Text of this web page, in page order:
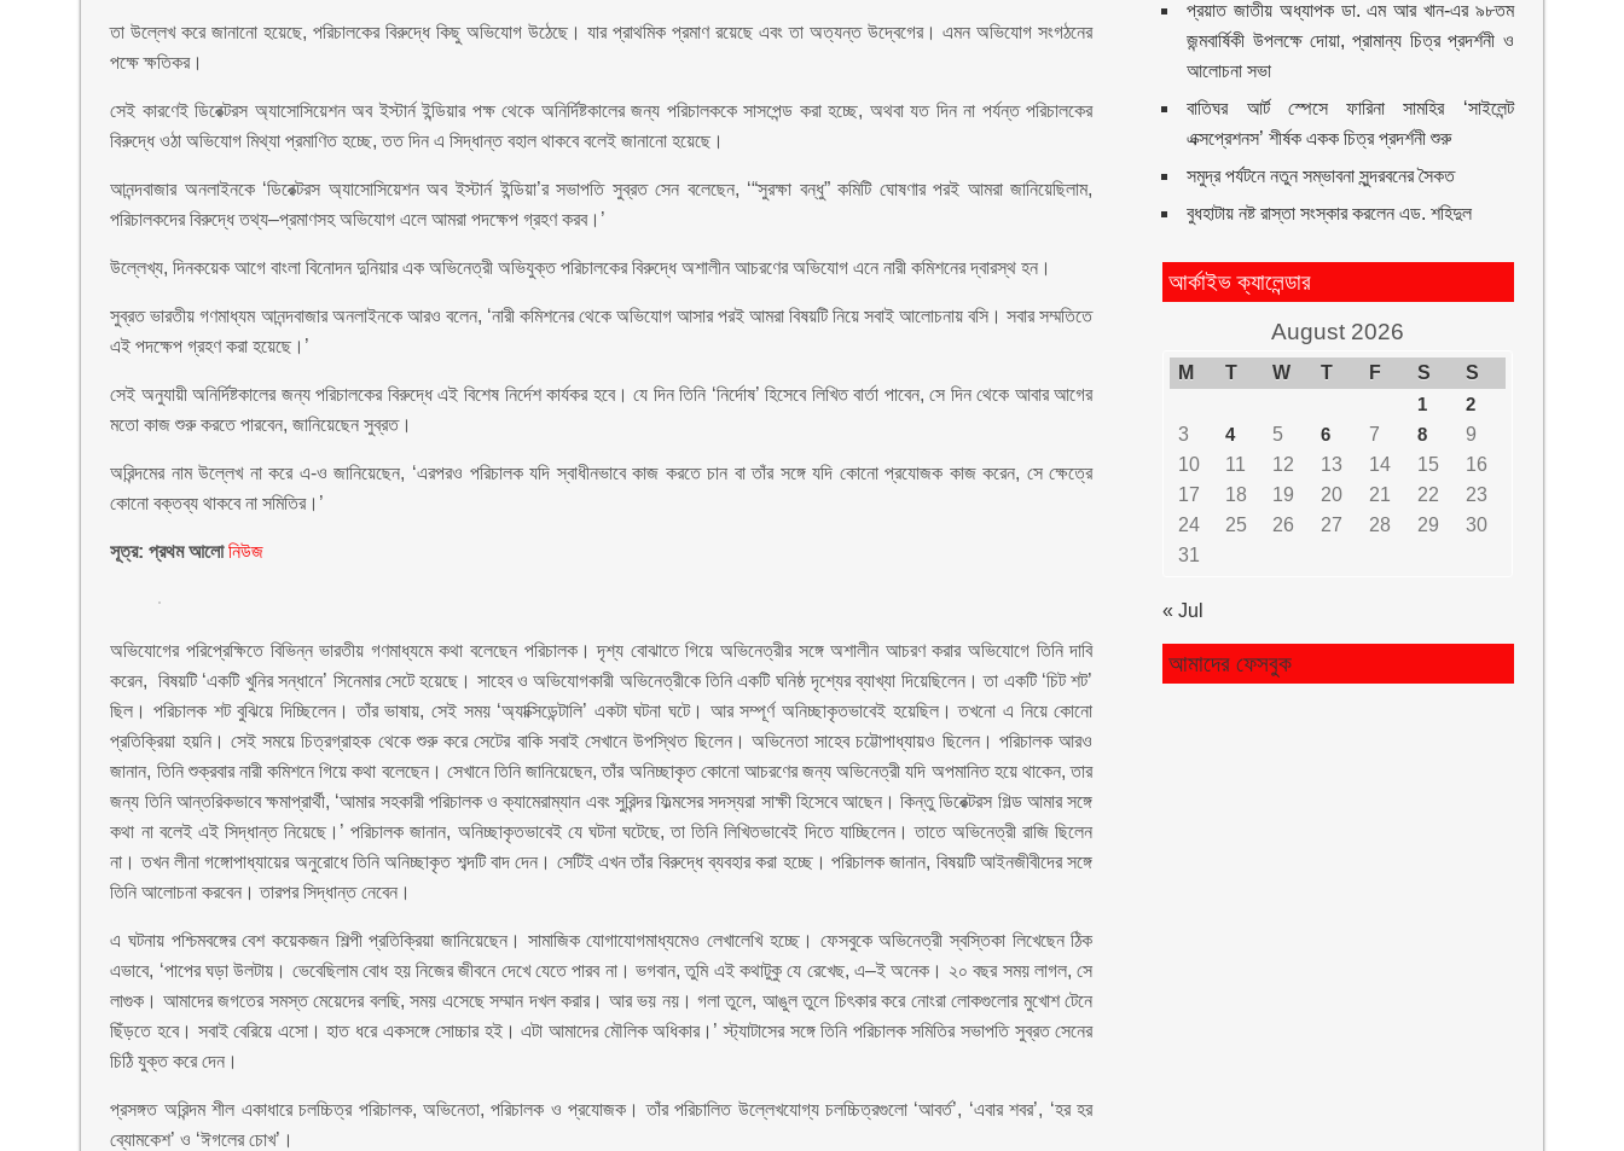
তা উল্লেখ করে জানানো হয়েছে, পরিচালকের বিরুদ্ধে কিছু অভিযোগ উঠেছে। যার প্রাথমিক প্রমাণ রয়েছে এবং তা অত্যন্ত উদ্বেগের। এমন অভিযোগ সংগঠনের
পক্ষে ক্ষতিকর।
সেই কারণেই ডিরেক্টরস অ্যাসোসিয়েশন অব ইস্টার্ন ইন্ডিয়ার পক্ষ থেকে অনির্দিষ্টকালের জন্য পরিচালককে সাসপেন্ড করা হচ্ছে, অথবা যত দিন না পর্যন্ত পরিচালকের
বিরুদ্ধে ওঠা অভিযোগ মিথ্যা প্রমাণিত হচ্ছে, তত দিন এ সিদ্ধান্ত বহাল থাকবে বলেই জানানো হয়েছে।
আনন্দবাজার অনলাইনকে ‘ডিরেক্টরস অ্যাসোসিয়েশন অব ইস্টার্ন ইন্ডিয়া’র সভাপতি সুব্রত সেন বলেছেন, ‘“সুরক্ষা বন্ধু” কমিটি ঘোষণার পরই আমরা জানিয়েছিলাম,
পরিচালকদের বিরুদ্ধে তথ্য–প্রমাণসহ অভিযোগ এলে আমরা পদক্ষেপ গ্রহণ করব।’
উল্লেখ্য, দিনকয়েক আগে বাংলা বিনোদন দুনিয়ার এক অভিনেত্রী অভিযুক্ত পরিচালকের বিরুদ্ধে অশালীন আচরণের অভিযোগ এনে নারী কমিশনের দ্বারস্থ হন।
সুব্রত ভারতীয় গণমাধ্যম আনন্দবাজার অনলাইনকে আরও বলেন, ‘নারী কমিশনের থেকে অভিযোগ আসার পরই আমরা বিষয়টি নিয়ে সবাই আলোচনায় বসি। সবার সম্মতিতে
এই পদক্ষেপ গ্রহণ করা হয়েছে।’
সেই অনুযায়ী অনির্দিষ্টকালের জন্য পরিচালকের বিরুদ্ধে এই বিশেষ নির্দেশ কার্যকর হবে। যে দিন তিনি ‘নির্দোষ’ হিসেবে লিখিত বার্তা পাবেন, সে দিন থেকে আবার আগের
মতো কাজ শুরু করতে পারবেন, জানিয়েছেন সুব্রত।
অরিন্দমের নাম উল্লেখ না করে এ-ও জানিয়েছেন, ‘এরপরও পরিচালক যদি স্বাধীনভাবে কাজ করতে চান বা তাঁর সঙ্গে যদি কোনো প্রযোজক কাজ করেন, সে ক্ষেত্রে
কোনো বক্তব্য থাকবে না সমিতির।’
সূত্র: প্রথম আলোনিউজ
অভিযোগের পরিপ্রেক্ষিতে বিভিন্ন ভারতীয় গণমাধ্যমে কথা বলেছেন পরিচালক। দৃশ্য বোঝাতে গিয়ে অভিনেত্রীর সঙ্গে অশালীন আচরণ করার অভিযোগে তিনি দাবি
করেন, ‌ ‌বিষয়টি ‘একটি খুনির সন্ধানে’ সিনেমার সেটে হয়েছে। সাহেব ও অভিযোগকারী অভিনেত্রীকে তিনি একটি ঘনিষ্ঠ দৃশ্যের ব্যাখ্যা দিয়েছিলেন। তা একটি ‘চিট শট’
ছিল। পরিচালক শট বুঝিয়ে দিচ্ছিলেন। তাঁর ভাষায়, সেই সময় ‘অ্যাক্সিডেন্টালি’ একটা ঘটনা ঘটে। আর সম্পূর্ণ অনিচ্ছাকৃতভাবেই হয়েছিল। তখনো এ নিয়ে কোনো
প্রতিক্রিয়া হয়নি। সেই সময়ে চিত্রগ্রাহক থেকে শুরু করে সেটের বাকি সবাই সেখানে উপস্থিত ছিলেন। অভিনেতা সাহেব চট্টোপাধ্যায়ও ছিলেন। পরিচালক আরও
জানান, তিনি শুক্রবার নারী কমিশনে গিয়ে কথা বলেছেন। সেখানে তিনি জানিয়েছেন, তাঁর অনিচ্ছাকৃত কোনো আচরণের জন্য অভিনেত্রী যদি অপমানিত হয়ে থাকেন, তার
জন্য তিনি আন্তরিকভাবে ক্ষমাপ্রার্থী, ‘আমার সহকারী পরিচালক ও ক্যামেরাম্যান এবং সুরিন্দর ফিল্মসের সদস্যরা সাক্ষী হিসেবে আছেন। কিন্তু ডিরেক্টরস গিল্ড আমার সঙ্গে
কথা না বলেই এই সিদ্ধান্ত নিয়েছে।’ পরিচালক জানান, অনিচ্ছাকৃতভাবেই যে ঘটনা ঘটেছে, তা তিনি লিখিতভাবেই দিতে যাচ্ছিলেন। তাতে অভিনেত্রী রাজি ছিলেন
না। তখন লীনা গঙ্গোপাধ্যায়ের অনুরোধে তিনি অনিচ্ছাকৃত শব্দটি বাদ দেন। সেটিই এখন তাঁর বিরুদ্ধে ব্যবহার করা হচ্ছে। পরিচালক জানান, বিষয়টি আইনজীবীদের সঙ্গে
তিনি আলোচনা করবেন। তারপর সিদ্ধান্ত নেবেন।
এ ঘটনায় পশ্চিমবঙ্গের বেশ কয়েকজন শিল্পী প্রতিক্রিয়া জানিয়েছেন। সামাজিক যোগাযোগমাধ্যমেও লেখালেখি হচ্ছে। ফেসবুকে অভিনেত্রী স্বস্তিকা লিখেছেন ঠিক
এভাবে, ‘পাপের ঘড়া উলটায়। ভেবেছিলাম বোধ হয় নিজের জীবনে দেখে যেতে পারব না। ভগবান, তুমি এই কথাটুকু যে রেখেছ, এ–ই অনেক। ২০ বছর সময় লাগল, সে
লাগুক। আমাদের জগতের সমস্ত মেয়েদের বলছি, সময় এসেছে সম্মান দখল করার। আর ভয় নয়। গলা তুলে, আঙুল তুলে চিৎকার করে নোংরা লোকগুলোর মুখোশ টেনে
ছিঁড়তে হবে। সবাই বেরিয়ে এসো। হাত ধরে একসঙ্গে সোচ্চার হই। এটা আমাদের মৌলিক অধিকার।’ স্ট্যাটাসের সঙ্গে তিনি পরিচালক সমিতির সভাপতি সুব্রত সেনের
চিঠি যুক্ত করে দেন।
প্রসঙ্গত অরিন্দম শীল একাধারে চলচ্চিত্র পরিচালক, অভিনেতা, পরিচালক ও প্রযোজক। তাঁর পরিচালিত উল্লেখযোগ্য চলচ্চিত্রগুলো ‘আবর্ত’, ‘এবার শবর’, ‘হর হর
ব্যোমকেশ’ ও ‘ঈগলের চোখ’।
প্রয়াত জাতীয় অধ্যাপক ডা. এম আর খান-এর ৯৮তম
জন্মবার্ষিকী উপলক্ষে দোয়া, প্রামান্য চিত্র প্রদর্শনী ও
আলোচনা সভা
বাতিঘর আর্ট স্পেসে ফারিনা সামহির ‘সাইলেন্ট
এক্সপ্রেশনস’ শীর্ষক একক চিত্র প্রদর্শনী শুরু
সমুদ্র পর্যটনে নতুন সম্ভাবনা সুন্দরবনের সৈকত
বুধহাটায় নষ্ট রাস্তা সংস্কার করলেন এড. শহিদুল
আর্কাইভ ক্যালেন্ডার
August 2026
M T W T F S
S
1
2
3
4 5 6 7 8
9
10
11 12 13 14 15
16
17
18 19 20 21 22
23
24
25 26 27 28 29
30
31
« Jul
আমাদের ফেসবুক